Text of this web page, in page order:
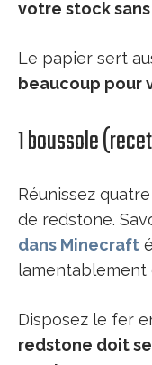
votre stock
Le papier sert
beaucoup pour
1 boussole
Réunissez
de redstone.
dans Minecraft
lamentablement
Disposez le fer
redstone doit